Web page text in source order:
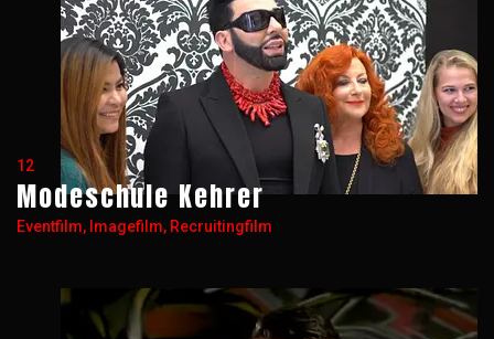
12
Modeschule Kehrer
Eventfilm, Imagefilm, Recruitingfilm